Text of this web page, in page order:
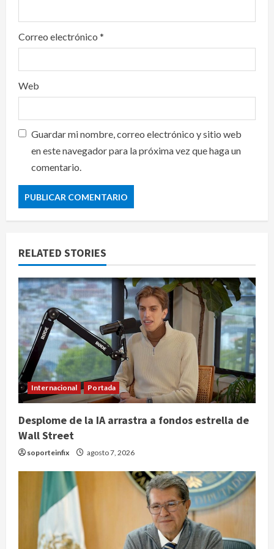
Correo electrónico *
Web
Guardar mi nombre, correo electrónico y sitio web
en este navegador para la próxima vez que haga un
comentario.
RELATED STORIES
Internacional Portada
Desplome de la IA arrastra a fondos estrella de
Wall Street
soporteinfix agosto 7, 2026